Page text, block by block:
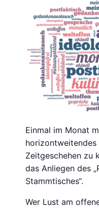
Einmal im Monat
horizontweitendes
Zeitgeschehen zu
das Anliegen des
Stammtisches“.
Wer Lust am